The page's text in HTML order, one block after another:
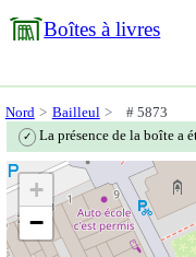
Boîtes à livres
Nord Bailleul # 5873
✓ La présence de la boîte a
+
−